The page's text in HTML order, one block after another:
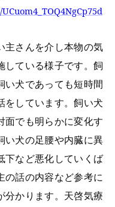
主さんを介し本物の気
している様子です。飼
い犬であっても短時間
をしています。飼い犬
面でも明らかに変化す
い犬の足腰や内臓に異
下など悪化していくば
の話の内容など参考に
分かります。天啓気療